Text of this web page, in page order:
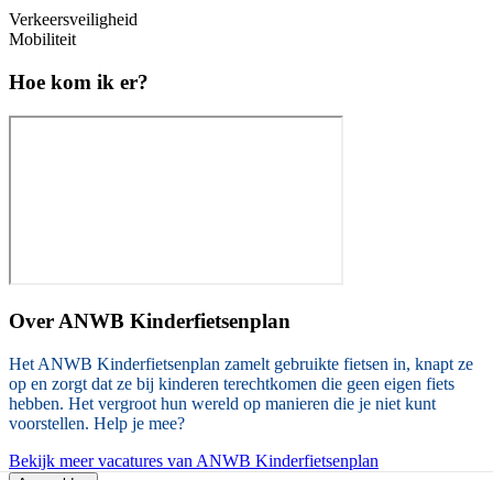
Verkeersveiligheid
Mobiliteit
Hoe kom ik er?
OverANWB Kinderfietsenplan
Het ANWB Kinderfietsenplan zamelt gebruikte fietsen in, knapt ze
op en zorgt dat ze bij kinderen terechtkomen die geen eigen fiets
hebben. Het vergroot hun wereld op manieren die je niet kunt
voorstellen. Help je mee?
Bekijk meer vacatures van ANWB Kinderfietsenplan